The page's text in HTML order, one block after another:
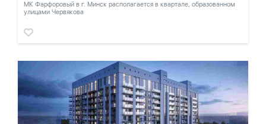
МК Фарфоровый в г. Минск располагается в квартале, образованном
улицами Червякова